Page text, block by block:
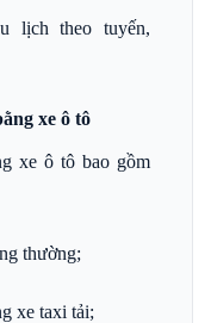
lịch theo tuyến,
xe ô tô
xe ô tô bao gồm
thường;
xe taxi tải;